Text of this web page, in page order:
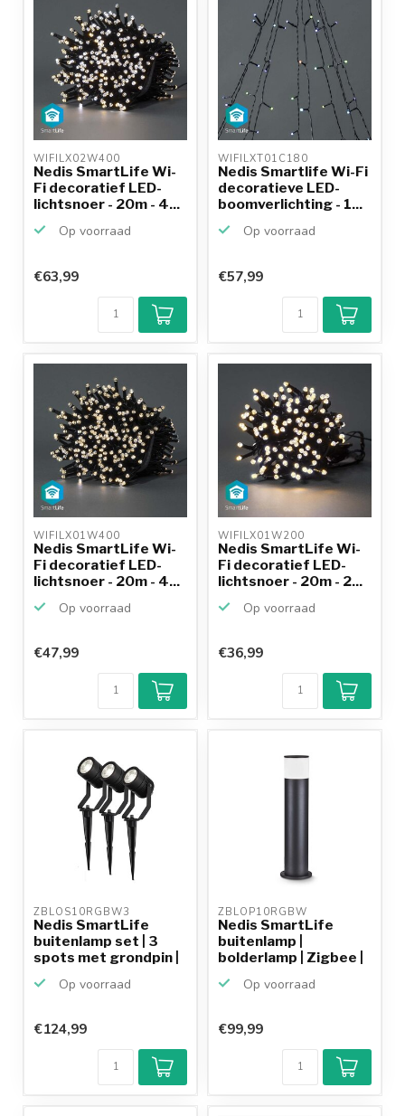
WIFILX02W400
Nedis SmartLife Wi-
Fi decoratief LED-
lichtsnoer - 20m - 4...
Op voorraad
€63,99
WIFILXT01C180
Nedis Smartlife Wi-Fi
decoratieve LED-
boomverlichting - 1...
Op voorraad
€57,99
WIFILX01W400
Nedis SmartLife Wi-
Fi decoratief LED-
lichtsnoer - 20m - 4...
Op voorraad
€47,99
WIFILX01W200
Nedis SmartLife Wi-
Fi decoratief LED-
lichtsnoer - 20m - 2...
Op voorraad
€36,99
ZBLOS10RGBW3
Nedis SmartLife
buitenlamp set | 3
spots met grondpin |
Op voorraad
€124,99
ZBLOP10RGBW
Nedis SmartLife
buitenlamp |
bolderlamp | Zigbee |
Op voorraad
€99,99